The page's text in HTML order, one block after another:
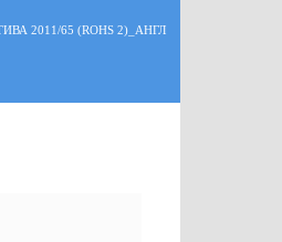
2011/65 (ROHS 2)_АНГЛ